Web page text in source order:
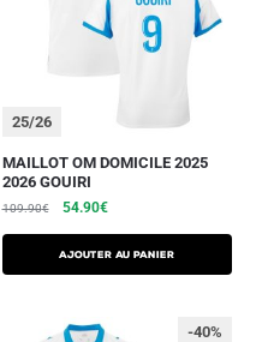
25/26
MAILLOT OM DOMICILE 2025
2026 GOUIRI
109.90€ 54.90€
AJOUTER AU PANIER
-40%